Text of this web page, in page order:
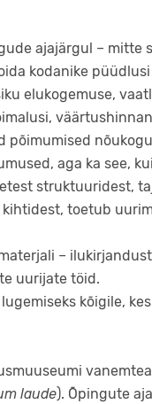
ajajärgul – mitte
kodanike
elukogemuse,
aga ka see,
struktuuridest,
toetub
–
uurijate töid.
kõigile,
laude). Õpingute